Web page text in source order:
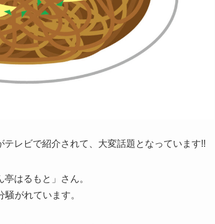
レビで紹介されて、大変話題となっています!!
はるもと」さん。
がれています。